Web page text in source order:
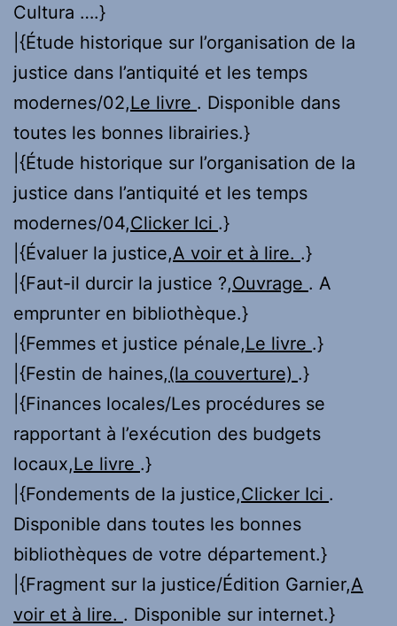
Cultura ….}
|{Étude historique sur l’organisation de la
justice dans l’antiquité et les temps
modernes/02,Le livre . Disponible dans
toutes les bonnes librairies.}
|{Étude historique sur l’organisation de la
justice dans l’antiquité et les temps
modernes/04,Clicker Ici .}
|{Évaluer la justice,A voir et à lire. .}
|{Faut-il durcir la justice ?,Ouvrage . A
emprunter en bibliothèque.}
|{Femmes et justice pénale,Le livre .}
|{Festin de haines,(la couverture) .}
|{Finances locales/Les procédures se
rapportant à l’exécution des budgets
locaux,Le livre .}
|{Fondements de la justice,Clicker Ici .
Disponible dans toutes les bonnes
bibliothèques de votre département.}
|{Fragment sur la justice/Édition Garnier,A
voir et à lire. . Disponible sur internet.}